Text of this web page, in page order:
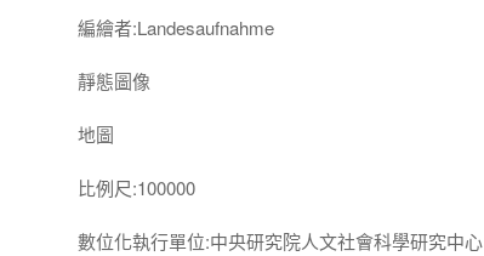
編繪者:Landesaufnahme
靜態圖像
地圖
比例尺:100000
數位化執行單位:中央研究院人文社會科學研究中心